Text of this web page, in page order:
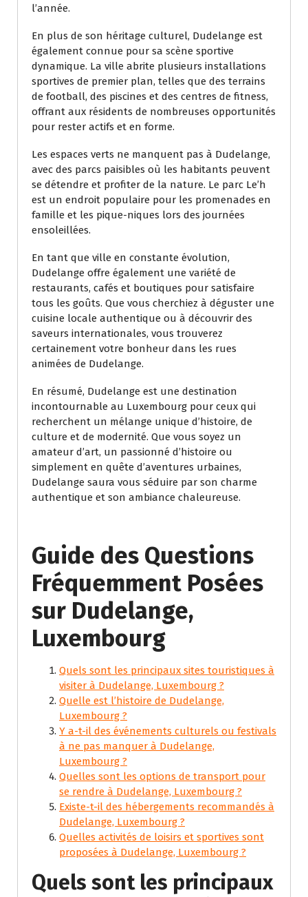
l’année.
En plus de son héritage culturel, Dudelange est
également connue pour sa scène sportive
dynamique. La ville abrite plusieurs installations
sportives de premier plan, telles que des terrains
de football, des piscines et des centres de fitness,
offrant aux résidents de nombreuses opportunités
pour rester actifs et en forme.
Les espaces verts ne manquent pas à Dudelange,
avec des parcs paisibles où les habitants peuvent
se détendre et profiter de la nature. Le parc Le’h
est un endroit populaire pour les promenades en
famille et les pique-niques lors des journées
ensoleillées.
En tant que ville en constante évolution,
Dudelange offre également une variété de
restaurants, cafés et boutiques pour satisfaire
tous les goûts. Que vous cherchiez à déguster une
cuisine locale authentique ou à découvrir des
saveurs internationales, vous trouverez
certainement votre bonheur dans les rues
animées de Dudelange.
En résumé, Dudelange est une destination
incontournable au Luxembourg pour ceux qui
recherchent un mélange unique d’histoire, de
culture et de modernité. Que vous soyez un
amateur d’art, un passionné d’histoire ou
simplement en quête d’aventures urbaines,
Dudelange saura vous séduire par son charme
authentique et son ambiance chaleureuse.
Guide des Questions
Fréquemment Posées
sur Dudelange,
Luxembourg
Quels sont les principaux sites touristiques à
visiter à Dudelange, Luxembourg ?
Quelle est l’histoire de Dudelange,
Luxembourg ?
Y a-t-il des événements culturels ou festivals
à ne pas manquer à Dudelange,
Luxembourg ?
Quelles sont les options de transport pour
se rendre à Dudelange, Luxembourg ?
Existe-t-il des hébergements recommandés à
Dudelange, Luxembourg ?
Quelles activités de loisirs et sportives sont
proposées à Dudelange, Luxembourg ?
Quels sont les principaux